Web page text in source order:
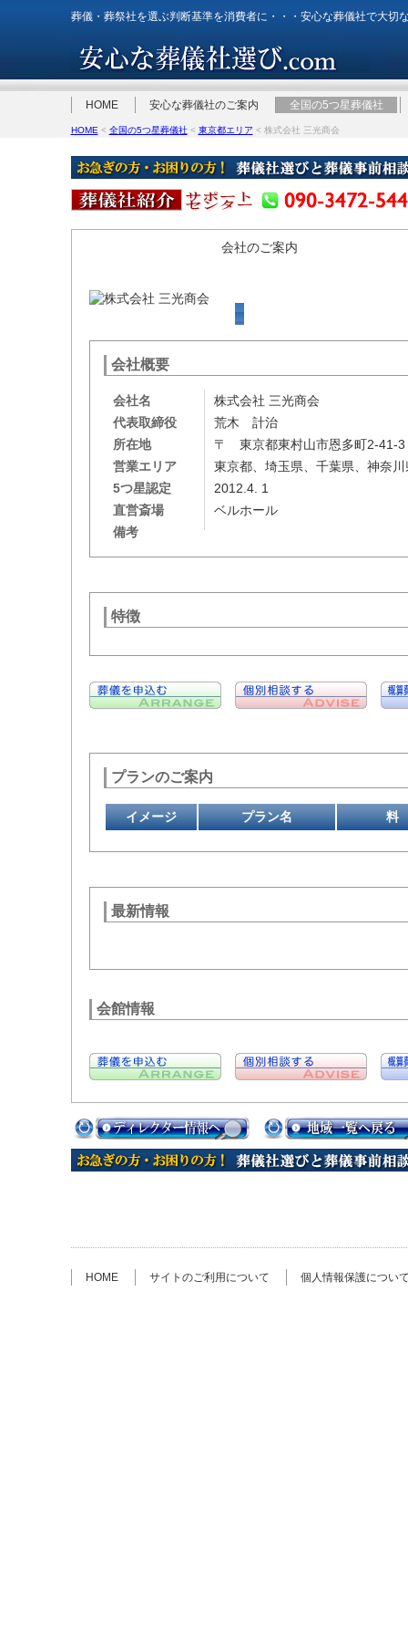
葬儀・葬祭社を選ぶ判断基準を消費者に・・・安心な葬儀社で大切
HOME 安心な葬儀社のご案内 全国の5つ星葬儀社
HOME < 全国の5つ星葬儀社< 東京都エリア < 株式会社 三光商会
会社のご案内
会社概要
会社名
株式会社 三光商会
代表取締役
荒木 計治
所在地
〒 東京都東村山市恩多町2-41-
営業エリア
東京都、埼玉県、千葉県、神奈
5つ星認定
2012.4. 1
直営斎場
ベルホール
備考
特徴
プランのご案内
イメージ プラン名 料
最新情報
会館情報
HOME サイトのご利用について 個人情報保護につい